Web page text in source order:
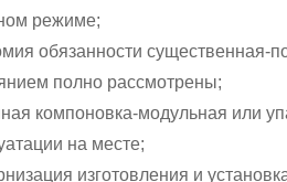
режиме;
обязанности существенная-
полно рассмотрены;
компоновка-модульная или
на месте;
изготовления и